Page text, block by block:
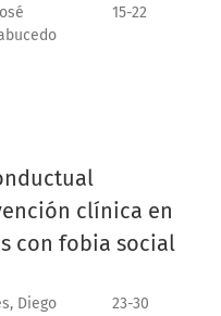
15-22
clínica en
con fobia social
Diego
23-30